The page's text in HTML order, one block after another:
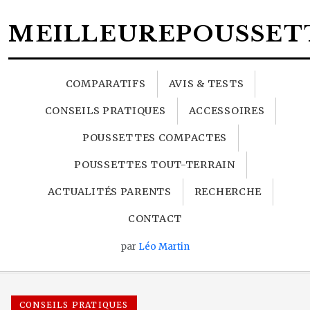
COMPARATIFS AVIS & TESTS
CONSEILS PRATIQUES ACCESSOIRES
POUSSETTES COMPACTES
POUSSETTES TOUT-TERRAIN
ACTUALITÉS PARENTS RECHERCHE
CONTACT
par Léo Martin
CONSEILS PRATIQUES